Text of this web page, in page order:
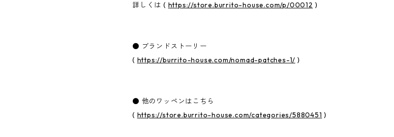
詳しくは ( https://store.burrito-house.com/p/00012 )
● ブランドストーリー
( https://burrito-house.com/nomad-patches-1/ )
● 他のワッペンはこちら
( https://store.burrito-house.com/categories/5880451 )